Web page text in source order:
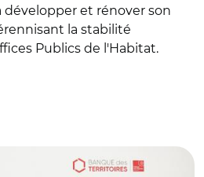
développer et rénover son
la stabilité
Publics de l'Habitat.